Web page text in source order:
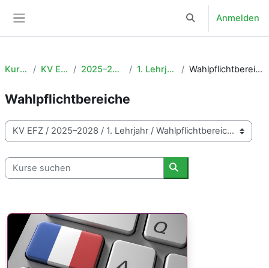
Sucheingabe
Anmelden
Kurse KV EFZ 2025–2028 1. Lehrjahr Wahlpflichtbereiche
Wahlpflichtbereiche
Kursbereiche
Kurse suchen
Kurse suchen